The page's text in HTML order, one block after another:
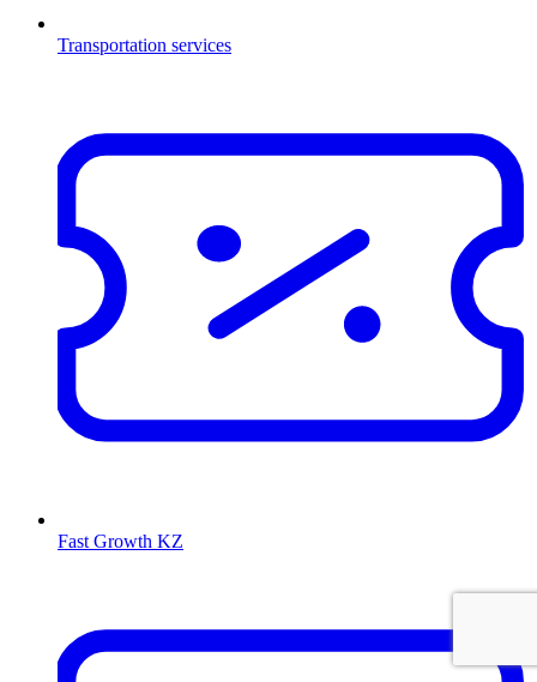
Transportation services
Fast Growth KZ